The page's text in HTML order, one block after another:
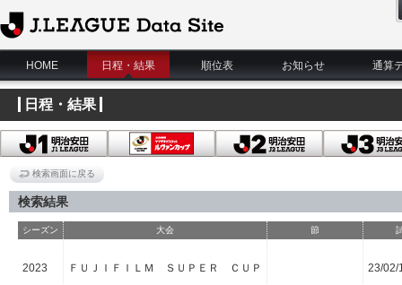
J.League Data Site
HOME
日程・結果 順位表 お知らせ 通算
日程・結果
検索画面に戻る
検索結果
シーズン 大会 節
2023 ＦＵＪＩＦＩＬＭ ＳＵＰＥＲ ＣＵＰ 23/02/